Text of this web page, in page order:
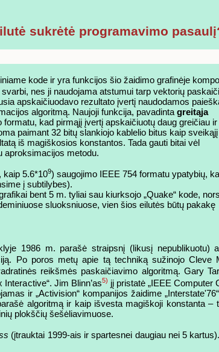
sukrėtė programavimo
kode ir yra funkcijos šio žaidimo grafinėje
nes ji naudojama atstumui tarp vektorių
apskaičiuodavo rezultato įvertį naudodamos
algoritmą. Naujoji funkcija, pavadintagreitąja
kad pirmąjį įvertį apskaičiuotų daug greičiau ir
paimant 32 bitų slankiojo kablelio bitus kaip sveikąjį
iš magiškosios konstantos. Tada gauti bitai vėl
aproksimacijos metodu.
kaip 5.6*109) saugojimo IEEE 754 formatu ypatybių,
į subtilybes).
bent 5 m. tyliai sau kiurksojo „Quake“ kode,
sluoksniuose, vien šios eilutės būtų pakakę
1986 m. parašė straipsnį (likusį nepublikuotu)
Po poros metų apie tą techniką sužinojo Cleve
reikšmės paskaičiavimo algoritmą. Gary
Interactive“. Jim Blinn’as5) jį pristatė „IEEE Computer
ir „Activision“ kompanijos žaidime
algoritmą ir kaip išvesta magiškoji konstanta
plokščių šešėliavimuose.
(įtrauktai 1999-ais ir spartesnei daugiau nei 5